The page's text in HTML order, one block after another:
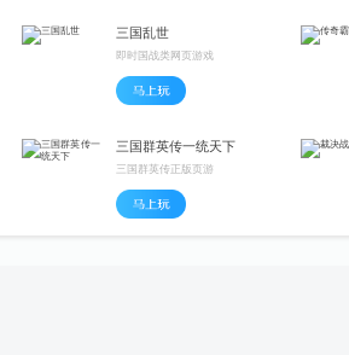
三国乱世
即时国战类网页游戏
三国群英传一统天下
三国群英传正版页游